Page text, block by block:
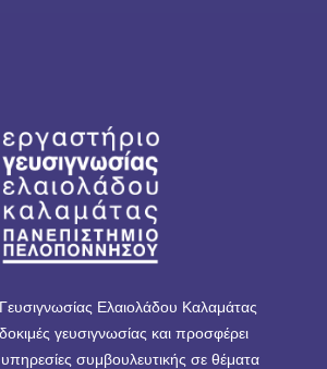
Ελαιολάδου Καλαμάτας
γευσιγνωσίας και προσφέρει
συμβουλευτικής σε θέματα